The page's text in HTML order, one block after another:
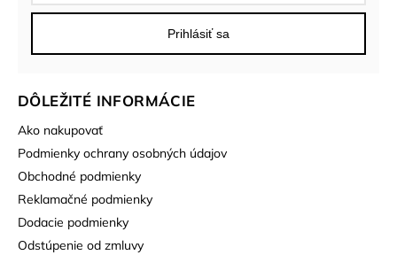
DÔLEŽITÉ INFORMÁCIE
Ako nakupovať
Podmienky ochrany osobných údajov
Obchodné podmienky
Reklamačné podmienky
Dodacie podmienky
Odstúpenie od zmluvy
Prihlásiť sa